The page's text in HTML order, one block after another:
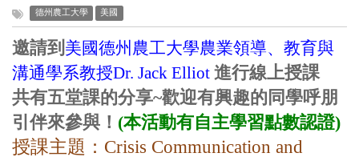
德州農工大學 美國
邀請到 美國德州農工大學農業領導、教育與
溝通學系教授Dr. Jack Elliot 進行線上授課
共有五堂課的分享~歡迎有興趣的同學呼朋
引伴來參與！ (本活動有自主學習點數認證)
授課主題： Crisis Communication and